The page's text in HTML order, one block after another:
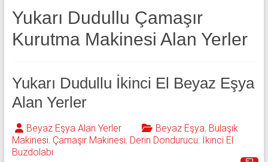
Yerler
|
543
592
53
50
Yukarı Dudullu Çamaşır
Kurutma Makinesi Alan Yerler
Yukarı Dudullu İkinci El Beyaz Eşya
Alan Yerler
Beyaz Eşya Alan Yerler Beyaz Eşya, Bulaşık
Makinesi, Çamaşır Makinesi, Derin Dondurucu, İkinci El
Buzdolabı